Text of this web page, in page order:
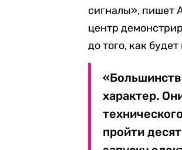
сигналы», пишет
центр
до того, как
характер.
пройти